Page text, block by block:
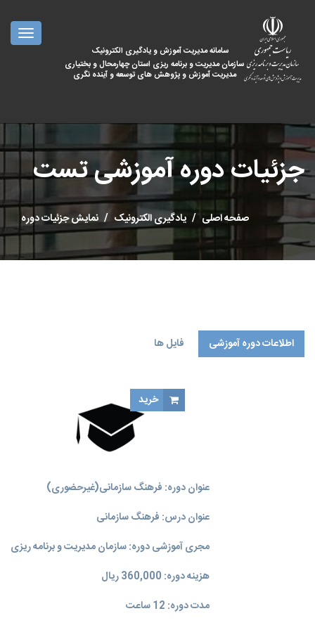
سامانه مدیریت آموزش و یادگیری الکترونیک
سازمان مدیریت و برنامه ریزی استان چهارمحال و بختیاری
مدیریت آموزش و پژوهش های توسعه و آینده نگری
جزئیات دوره آموزشی تست
صفحه اصلی یادگیری الکترونیک نمایش جزئیات دوره
اطلاعات دوره آموزشی فایل ها
عنوان دوره: فرهنگ سازمانی(غیر‌حضوری)
عنوان درس: فرهنگ سازمانی
مجری آموزشی دوره: سازمان مدیریت و برنامه‌ ریزی
هزینه دوره: 360,000 ریال
مدت دوره: 12 ساعت
خرید